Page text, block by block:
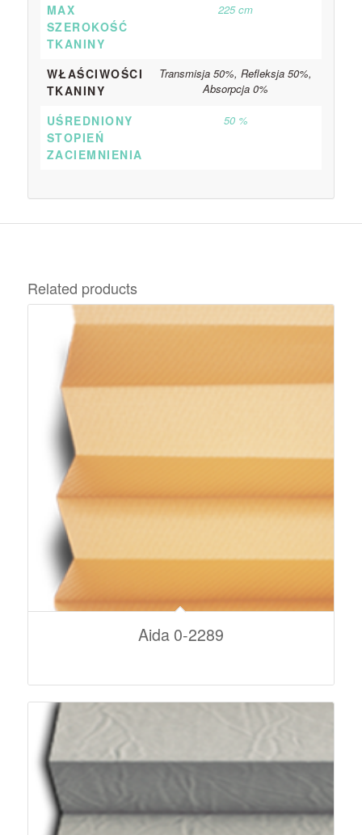
MAX
SZEROKOŚĆ
TKANINY
225 cm
WŁAŚCIWOŚCI
TKANINY
Transmisja 50%, Refleksja 50%,
Absorpcja 0%
UŚREDNIONY
STOPIEŃ
ZACIEMNIENIA
50 %
Related products
Aida 0-2289